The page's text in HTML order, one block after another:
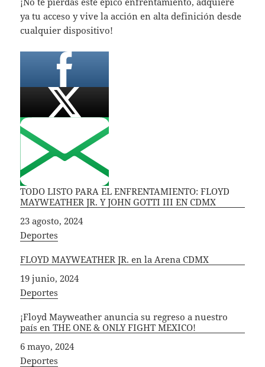
ya tu acceso y vive la acción en alta definición desde
cualquier dispositivo!
TODO LISTO PARA EL ENFRENTAMIENTO: FLOYD
MAYWEATHER JR. Y JOHN GOTTI III EN CDMX
Fecha
23 agosto, 2024
In relation to
Deportes
FLOYD MAYWEATHER JR. en la Arena CDMX
Fecha
19 junio, 2024
In relation to
Deportes
¡Floyd Mayweather anuncia su regreso a nuestro
país en THE ONE & ONLY FIGHT MEXICO!
Fecha
6 mayo, 2024
In relation to
Deportes